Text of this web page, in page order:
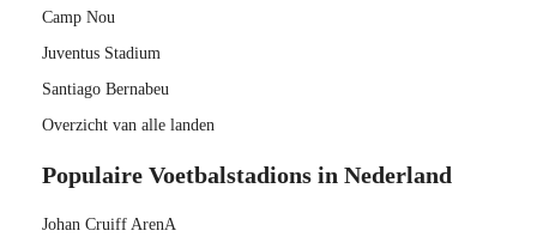
Camp Nou
Juventus Stadium
Santiago Bernabeu
Overzicht van alle landen
Populaire Voetbalstadions in Nederland
Johan Cruiff ArenA